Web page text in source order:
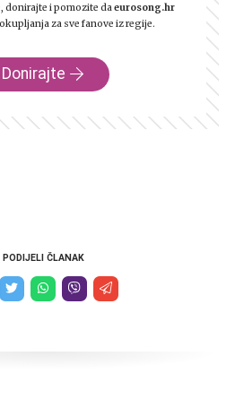
donirajte i pomozite da eurosong.hr
za sve fanove iz regije.
Donirajte
PODIJELI ČLANAK